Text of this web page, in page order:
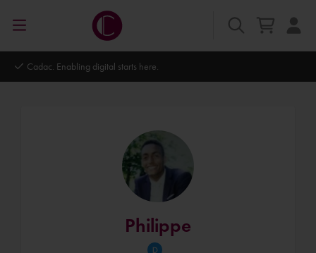
Cadac. Enabling digital starts here.
Philippe